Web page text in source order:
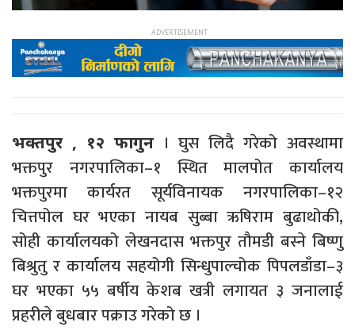
भक्तपुर , १२ फागुन। घुस लिदै गरेको अवस्थामा
भक्तपुर नगरपालिका–१ स्थित मालपोत कार्यालय
भक्तपुरमा कार्यरत सूर्यविनायक नगरपालिका–१२
चित्तपोल घर भएका नायब सुब्बा ऋषिराम बुढाथोकी,
सोही कार्यालयको लेखनदास भक्तपुर तौमडी बस्ने बिष्णु
बिश्रुतु र कार्यालय सहयोगी सिन्धुपाल्चोक पिपलडाँडा–३
घर भएका ५५ बर्षीय केशब खत्री लगायत ३ जनालाई
प्रहरीले बुधबार पक्राउ गरेको छ ।